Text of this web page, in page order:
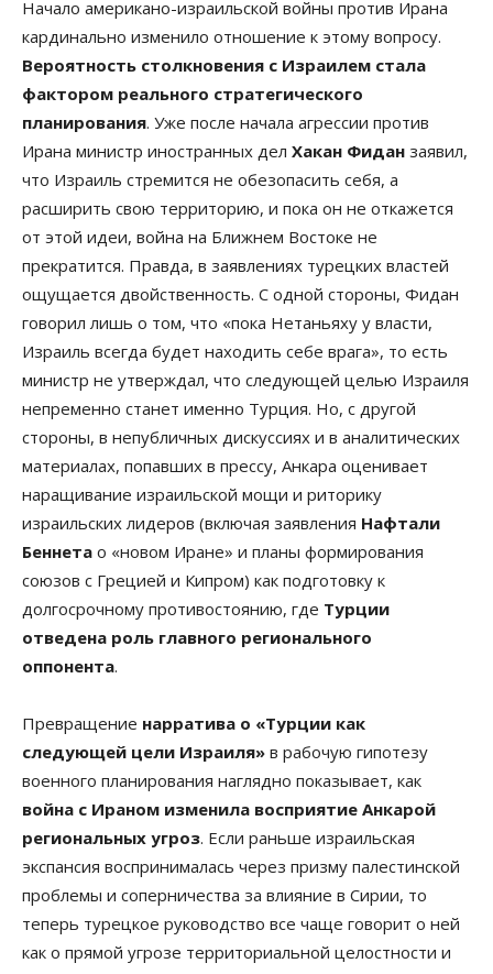
Начало американо-израильской войны против Ирана
кардинально изменило отношение к этому вопросу.
Вероятность столкновения с Израилем стала
фактором реального стратегического
планирования. Уже после начала агрессии против
Ирана министр иностранных дел Хакан Фидан заявил,
что Израиль стремится не обезопасить себя, а
расширить свою территорию, и пока он не откажется
от этой идеи, война на Ближнем Востоке не
прекратится. Правда, в заявлениях турецких властей
ощущается двойственность. С одной стороны, Фидан
говорил лишь о том, что «пока Нетаньяху у власти,
Израиль всегда будет находить себе врага», то есть
министр не утверждал, что следующей целью Израиля
непременно станет именно Турция. Но, с другой
стороны, в непубличных дискуссиях и в аналитических
материалах, попавших в прессу, Анкара оценивает
наращивание израильской мощи и риторику
израильских лидеров (включая заявления Нафтали
Беннета о «новом Иране» и планы формирования
союзов с Грецией и Кипром) как подготовку к
долгосрочному противостоянию, где Турции
отведена роль главного регионального
оппонента.
Превращение нарратива о «Турции как
следующей цели Израиля» в рабочую гипотезу
военного планирования наглядно показывает, как
война с Ираном изменила восприятие Анкарой
региональных угроз. Если раньше израильская
экспансия воспринималась через призму палестинской
проблемы и соперничества за влияние в Сирии, то
теперь турецкое руководство все чаще говорит о ней
как о прямой угрозе территориальной целостности и